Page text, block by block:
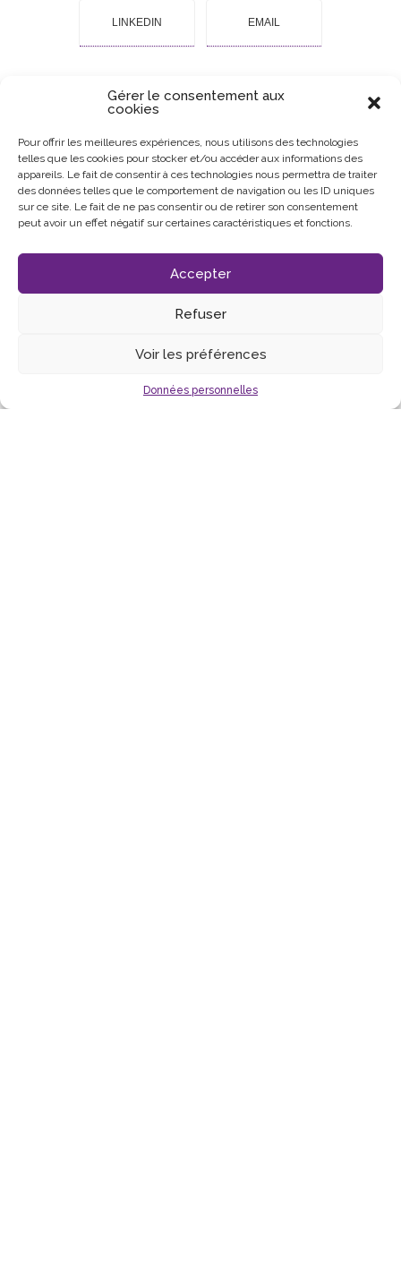
Gérer le consentement aux
cookies
Pour offrir les meilleures expériences, nous utilisons des technologies
telles que les cookies pour stocker et/ou accéder aux informations des
appareils. Le fait de consentir à ces technologies nous permettra de traiter
des données telles que le comportement de navigation ou les ID uniques
sur ce site. Le fait de ne pas consentir ou de retirer son consentement
peut avoir un effet négatif sur certaines caractéristiques et fonctions.
Accepter
Refuser
Voir les préférences
Données personnelles
LINKEDIN EMAIL
VOUS AIMEREZ AUSSI
Il n'y a aucun évènement prévu pour le